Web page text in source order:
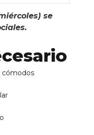
se
cómodos